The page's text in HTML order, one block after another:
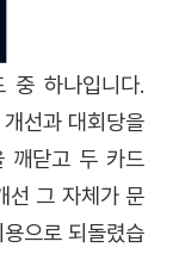
중 하나입니다.
선과 대회당을
깨닫고 두 카드
선 그 자체가 문
으로 되돌렸습